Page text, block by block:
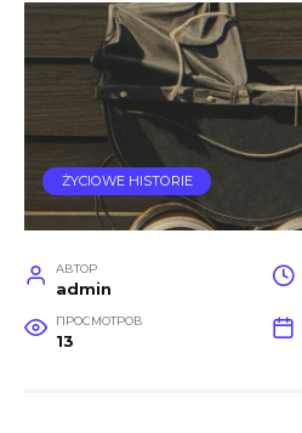
ŻYCIOWE HISTORIE
АВТОР
admin
ПРОСМОТРОВ
13